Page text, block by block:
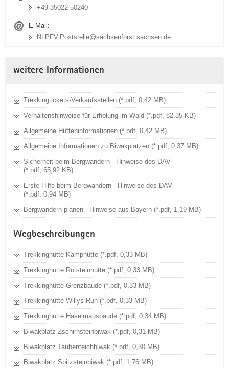
+49 35022 50240
E-Mail:
NLPFV.Poststelle@sachsenforst.sachsen.de
weitere Informationen
Trekkingtickets-Verkaufsstellen (*.pdf, 0,42 MB)
Verhaltenshinweise für Erholung im Wald (*.pdf, 82,35 KB)
Allgemeine Hütteninformationen (*.pdf, 0,42 MB)
Allgemeine Informationen zu Biwakplätzen (*.pdf, 0,37 MB)
Sicherheit beim Bergwandern - Hinweise des DAV
(*.pdf, 65,92 KB)
Erste Hilfe beim Bergwandern - Hinweise des DAV
(*.pdf, 0,94 MB)
Bergwandern planen - Hinweise aus Bayern (*.pdf, 1,19 MB)
Wegbeschreibungen
Trekkinghütte Kamphütte (*.pdf, 0,33 MB)
Trekkinghütte Rotsteinhütte (*.pdf, 0,33 MB)
Trekkinghütte Grenzbaude (*.pdf, 0,33 MB)
Trekkinghütte Willys Ruh (*.pdf, 0,33 MB)
Trekkinghütte Haselmausbaude (*.pdf, 0,34 MB)
Biwakplatz Zschirnsteinbiwak (*.pdf, 0,31 MB)
Biwakplatz Taubenteichbiwak (*.pdf, 0,30 MB)
Biwakplatz Spitzsteinbiwak (*.pdf, 1,76 MB)